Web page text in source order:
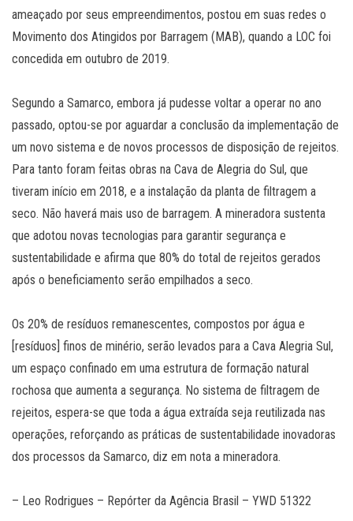
ameaçado por seus empreendimentos, postou em suas redes o
Movimento dos Atingidos por Barragem (MAB), quando a LOC foi
concedida em outubro de 2019.
Segundo a Samarco, embora já pudesse voltar a operar no ano
passado, optou-se por aguardar a conclusão da implementação de
um novo sistema e de novos processos de disposição de rejeitos.
Para tanto foram feitas obras na Cava de Alegria do Sul, que
tiveram início em 2018, e a instalação da planta de filtragem a
seco. Não haverá mais uso de barragem. A mineradora sustenta
que adotou novas tecnologias para garantir segurança e
sustentabilidade e afirma que 80% do total de rejeitos gerados
após o beneficiamento serão empilhados a seco.
Os 20% de resíduos remanescentes, compostos por água e
[resíduos] finos de minério, serão levados para a Cava Alegria Sul,
um espaço confinado em uma estrutura de formação natural
rochosa que aumenta a segurança. No sistema de filtragem de
rejeitos, espera-se que toda a água extraída seja reutilizada nas
operações, reforçando as práticas de sustentabilidade inovadoras
dos processos da Samarco, diz em nota a mineradora.
– Leo Rodrigues – Repórter da Agência Brasil – YWD 51322